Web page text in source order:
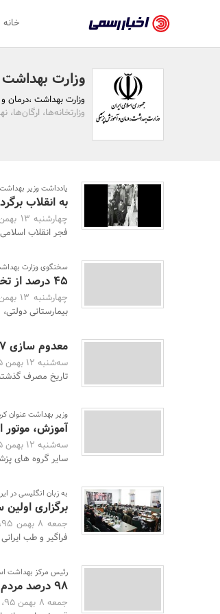
رسمی
اخبار
تایید
سازمان‌ها
روابط
عمومی‌ها
خانه
وزارت
وزارت بهداشت
وزارتخانه‌ها،
یادداشت وزیر
به انقلاب
چهارشنبه 13 بهمن 95، 09:42 -
فجر انقلاب
سخنگوی وزارت
45 درصد از تخت های بیمارستانی دولتی فرسوده اند
چهارشنبه 13 بهمن 95، 09:27 -
بیمارستانی
معدوم سازی 7 تن مواد غذایی فاسد و تاریخ مصرف گذشته
سه‌شنبه 12 بهمن 95، 11:38 -
تاریخ مصرف
وزیر بهداشت عنوان
آموزش،
سه‌شنبه 12 بهمن 95، 11:32 -
سایر گروه های
به زبان انگلیسی در
برگزاری
جمعه 8 بهمن 95، 12:45 -
فراگیر و طب
رئیس مرکز بهداشت
98 درصد مردم قم به خدمات بهداشتی دسترسی دارند
جمعه 8 بهمن 95، 12:36 -